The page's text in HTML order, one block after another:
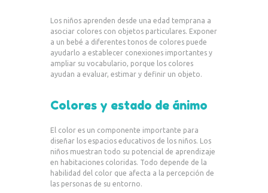
Los niños aprenden desde una edad temprana a
asociar colores con objetos particulares. Exponer
a un bebé a diferentes tonos de colores puede
ayudarlo a establecer conexiones importantes y
ampliar su vocabulario, porque los colores
ayudan a evaluar, estimar y definir un objeto.
Colores y estado de ánimo
El color es un componente importante para
diseñar los espacios educativos de los niños. Los
niños muestran todo su potencial de aprendizaje
en habitaciones coloridas. Todo depende de la
habilidad del color que afecta a la percepción de
las personas de su entorno.